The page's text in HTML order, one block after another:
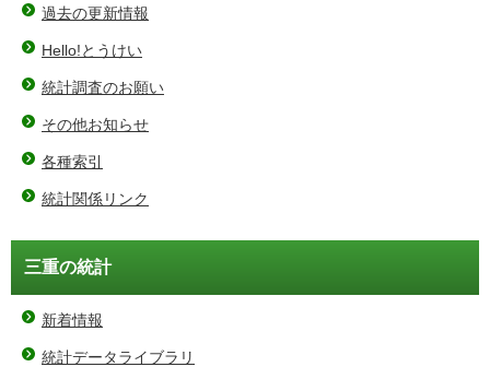
過去の更新情報
Hello!とうけい
統計調査のお願い
その他お知らせ
各種索引
統計関係リンク
三重の統計
新着情報
統計データライブラリ